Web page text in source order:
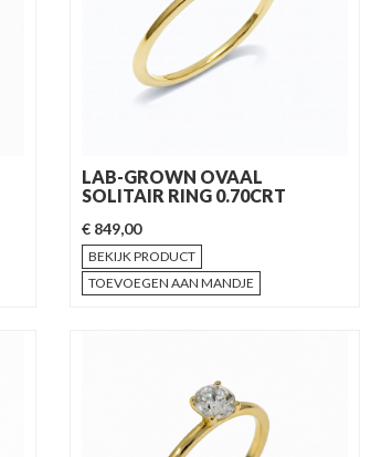
LAB-GROWN OVAAL
SOLITAIR RING 0.70CRT
€ 849,00
BEKIJK PRODUCT
TOEVOEGEN AAN MANDJE